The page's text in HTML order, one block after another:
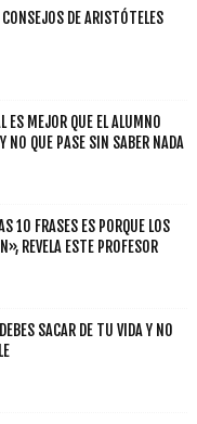
DE ARISTÓTELES
ES MEJOR QUE EL ALUMNO
NO QUE PASE SIN SABER NADA
10 FRASES ES PORQUE LOS
REVELA ESTE PROFESOR
SACAR DE TU VIDA Y NO